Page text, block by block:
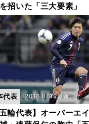
招いた「三大要素」
五輪代表】オーバーエ
2016.07.12更新
代表